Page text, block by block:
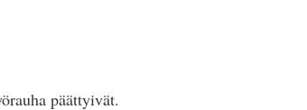
päättyivät.